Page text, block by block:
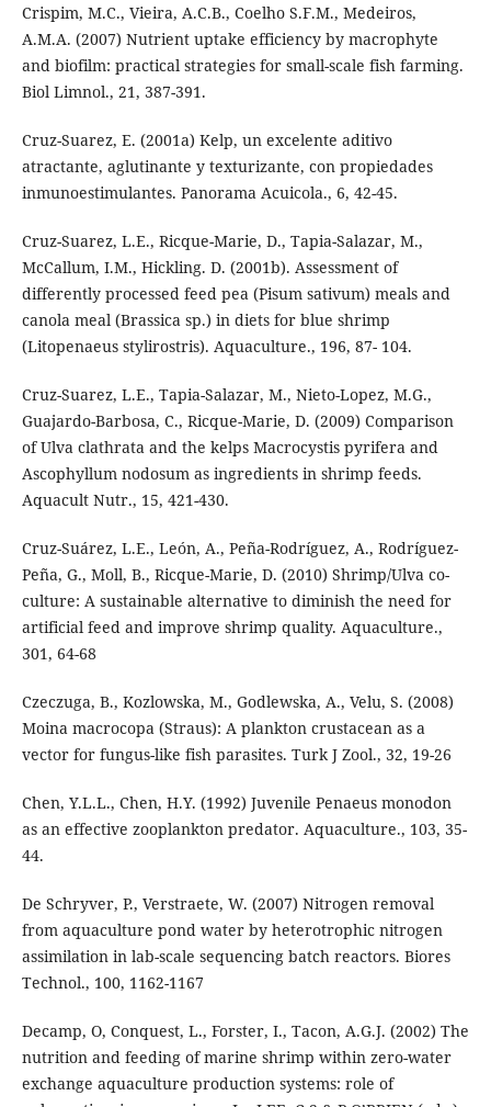
Crispim, M.C., Vieira, A.C.B., Coelho S.F.M., Medeiros,
A.M.A. (2007) Nutrient uptake efficiency by macrophyte
and biofilm: practical strategies for small-scale fish farming.
Biol Limnol., 21, 387-391.
Cruz-Suarez, E. (2001a) Kelp, un excelente aditivo
atractante, aglutinante y texturizante, con propiedades
inmunoestimulantes. Panorama Acuicola., 6, 42-45.
Cruz-Suarez, L.E., Ricque-Marie, D., Tapia-Salazar, M.,
McCallum, I.M., Hickling. D. (2001b). Assessment of
differently processed feed pea (Pisum sativum) meals and
canola meal (Brassica sp.) in diets for blue shrimp
(Litopenaeus stylirostris). Aquaculture., 196, 87- 104.
Cruz-Suarez, L.E., Tapia-Salazar, M., Nieto-Lopez, M.G.,
Guajardo-Barbosa, C., Ricque-Marie, D. (2009) Comparison
of Ulva clathrata and the kelps Macrocystis pyrifera and
Ascophyllum nodosum as ingredients in shrimp feeds.
Aquacult Nutr., 15, 421-430.
Cruz-Suárez, L.E., León, A., Peña-Rodríguez, A., Rodríguez-
Peña, G., Moll, B., Ricque-Marie, D. (2010) Shrimp/Ulva co-
culture: A sustainable alternative to diminish the need for
artificial feed and improve shrimp quality. Aquaculture.,
301, 64-68
Czeczuga, B., Kozlowska, M., Godlewska, A., Velu, S. (2008)
Moina macrocopa (Straus): A plankton crustacean as a
vector for fungus-like fish parasites. Turk J Zool., 32, 19-26
Chen, Y.L.L., Chen, H.Y. (1992) Juvenile Penaeus monodon
as an effective zooplankton predator. Aquaculture., 103, 35-
44.
De Schryver, P., Verstraete, W. (2007) Nitrogen removal
from aquaculture pond water by heterotrophic nitrogen
assimilation in lab-scale sequencing batch reactors. Biores
Technol., 100, 1162-1167
Decamp, O, Conquest, L., Forster, I., Tacon, A.G.J. (2002) The
nutrition and feeding of marine shrimp within zero-water
exchange aquaculture production systems: role of